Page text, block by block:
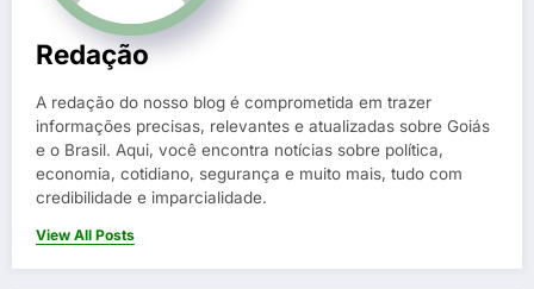
Redação
A redação do nosso blog é comprometida em trazer
informações precisas, relevantes e atualizadas sobre Goiás
e o Brasil. Aqui, você encontra notícias sobre política,
economia, cotidiano, segurança e muito mais, tudo com
credibilidade e imparcialidade.
View All Posts